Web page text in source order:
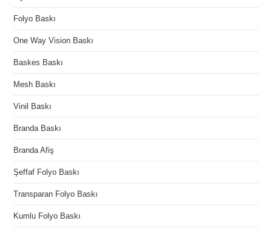
Folyo Baskı
One Way Vision Baskı
Baskes Baskı
Mesh Baskı
Vinil Baskı
Branda Baskı
Branda Afiş
Şeffaf Folyo Baskı
Transparan Folyo Baskı
Kumlu Folyo Baskı